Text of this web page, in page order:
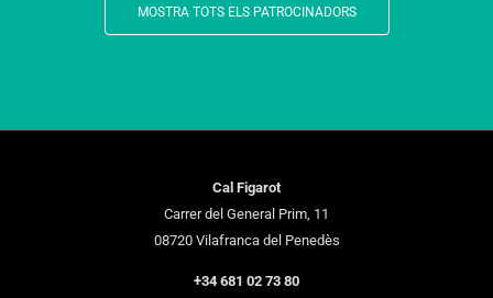
MOSTRA TOTS ELS PATROCINADORS
Cal Figarot
Carrer del General Prim, 11
08720 Vilafranca del Penedès
+34 681 02 73 80